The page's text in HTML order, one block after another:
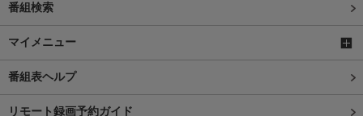
番組検索
マイメニュー
番組表ヘルプ
リモート録画予約ガイド